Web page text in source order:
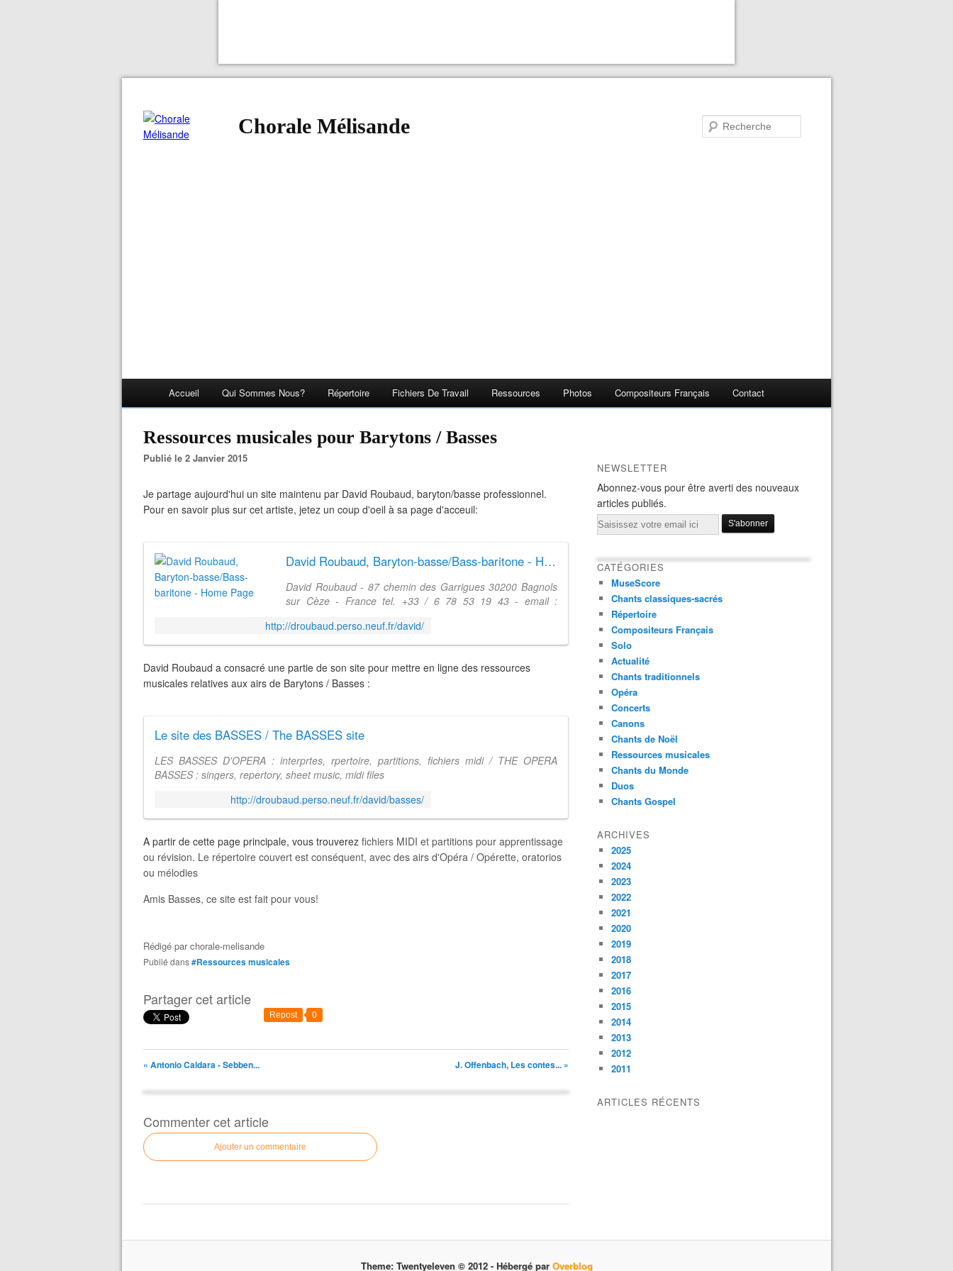
Chorale Mélisande
Accueil Qui Sommes Nous? Répertoire Fichiers De Travail Ressources Photos Compositeurs Français Contact
Ressources musicales pour Barytons / Basses
Publié le 2 Janvier 2015
Je partage aujourd'hui un site maintenu par David Roubaud, baryton/basse professionnel.
Pour en savoir plus sur cet artiste, jetez un coup d'oeil à sa page d'acceuil:
David Roubaud, Baryton-basse/Bass-baritone - Home Page
David Roubaud - 87 chemin des Garrigues 30200 Bagnols
sur Cèze - France tel. +33 / 6 78 53 19 43 - email :
http://droubaud.perso.neuf.fr/david/
David Roubaud a consacré une partie de son site pour mettre en ligne des ressources
musicales relatives aux airs de Barytons / Basses :
Le site des BASSES / The BASSES site
LES BASSES D'OPERA : interprtes, rpertoire, partitions, fichiers midi / THE OPERA
BASSES : singers, repertory, sheet music, midi files
http://droubaud.perso.neuf.fr/david/basses/
A partir de cette page principale, vous trouverez fichiers MIDI et partitions pour apprentissage
ou révision. Le répertoire couvert est conséquent, avec des airs d'Opéra / Opérette, oratorios
ou mélodies
Amis Basses, ce site est fait pour vous!
Rédigé parchorale-melisande
Publié dans#Ressources musicales
Partager cet article
Repost 0
« Antonio Caldara - Sebben... J. Offenbach, Les contes... »
Commenter cet article
Ajouter un commentaire
NEWSLETTER
Abonnez-vous pour être averti des nouveaux
articles publiés.
Email
CATÉGORIES
MuseScore
Chants classiques-sacrés
Répertoire
Compositeurs Français
Solo
Actualité
Chants traditionnels
Opéra
Concerts
Canons
Chants de Noël
Ressources musicales
Chants du Monde
Duos
Chants Gospel
ARCHIVES
2025
2024
2023
2022
2021
2020
2019
2018
2017
2016
2015
2014
2013
2012
2011
ARTICLES RÉCENTS
Theme: Twentyeleven © 2012 - Hébergé par Overblog